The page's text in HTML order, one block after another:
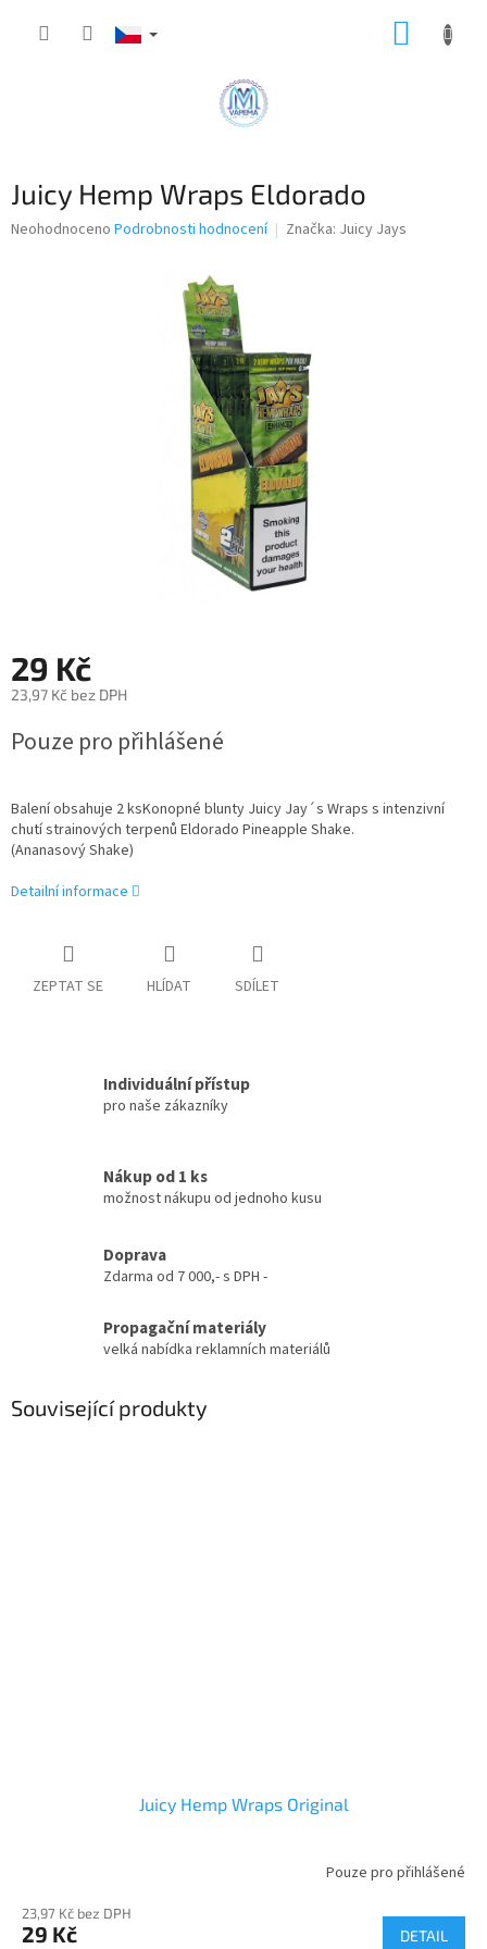
Juicy Hemp Wraps Eldorado
Průměrné
Neohodnoceno Podrobnosti hodnocení Značka: Juicy Jays
29 Kč
23,97 Kč bez DPH
cena:
Pouze pro přihlášené
Balení obsahuje 2 ksKonopné blunty Juicy Jay´s Wraps s intenzivní
chutí strainových terpenů Eldorado Pineapple Shake.
(AnanasovýShake)
Detailní informace
ZEPTAT SE HLÍDAT SDÍLET
Individuální přístup
pro naše zákazníky
Nákup od 1 ks
možnost nákupu od jednoho kusu
Doprava
Zdarma od 7 000,- s DPH -
Propagační materiály
velká nabídka reklamních materiálů
Související produkty
Juicy Hemp Wraps Original
Pouze pro přihlášené
23,97 Kč bez DPH
29 Kč DETAIL